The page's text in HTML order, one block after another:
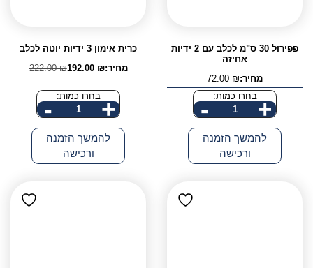
פפירול 30 ס"מ לכלב עם 2 ידיות
אחיזה
מחיר:
72.00 ₪
בחרו כמות:+
כמות
של
פפירול
30
-
להמשך הזמנה
ורכישה
כרית אימון 3 ידיות יוטה לכלב
מחיר:
222.00₪
המחיר
היה:
222.00 ₪.
192.00 ₪
המחיר
הוא:
192.00 ₪.
בחרו כמות:+
כמות
של
כרית
אימון
-
להמשך הזמנה
ורכישה